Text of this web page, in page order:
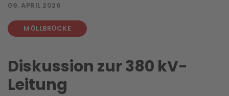
09. APRIL 2026
MÖLLBRÜCKE
Diskussion zur 380 kV-
Leitung